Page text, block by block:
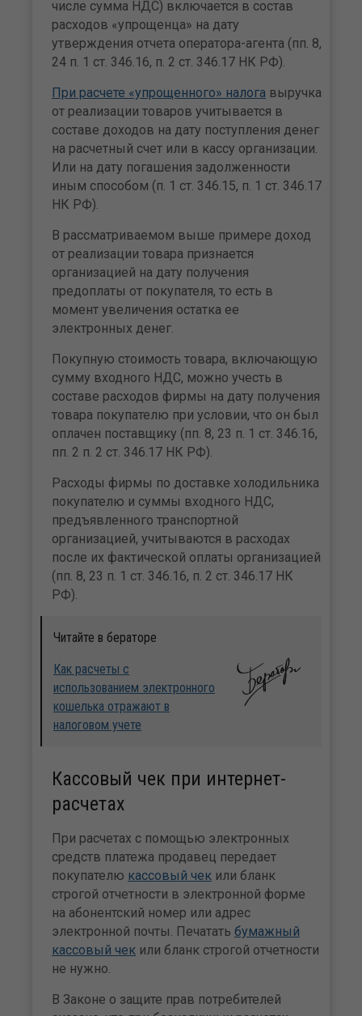
числе сумма НДС) включается в состав
расходов «упрощенца» на дату
утверждения отчета оператора-агента (пп. 8,
24 п. 1 ст. 346.16, п. 2 ст. 346.17 НК РФ).
При расчете «упрощенного» налога выручка
от реализации товаров учитывается в
составе доходов на дату поступления денег
на расчетный счет или в кассу организации.
Или на дату погашения задолженности
иным способом (п. 1 ст. 346.15, п. 1 ст. 346.17
НК РФ).
В рассматриваемом выше примере доход
от реализации товара признается
организацией на дату получения
предоплаты от покупателя, то есть в
момент увеличения остатка ее
электронных денег.
Покупную стоимость товара, включающую
сумму входного НДС, можно учесть в
составе расходов фирмы на дату получения
товара покупателю при условии, что он был
оплачен поставщику (пп. 8, 23 п. 1 ст. 346.16,
пп. 2 п. 2 ст. 346.17 НК РФ).
Расходы фирмы по доставке холодильника
покупателю и суммы входного НДС,
предъявленного транспортной
организацией, учитываются в расходах
после их фактической оплаты организацией
(пп. 8, 23 п. 1 ст. 346.16, п. 2 ст. 346.17 НК
РФ).
Читайте в бераторе
Как расчеты с
использованием электронного
кошелька отражают в
налоговом учете
Кассовый чек при интернет-
расчетах
При расчетах с помощью электронных
средств платежа продавец передает
покупателю кассовый чек или бланк
строгой отчетности в электронной форме
на абонентский номер или адрес
электронной почты. Печатать бумажный
кассовый чек или бланк строгой отчетности
не нужно.
В Законе о защите прав потребителей